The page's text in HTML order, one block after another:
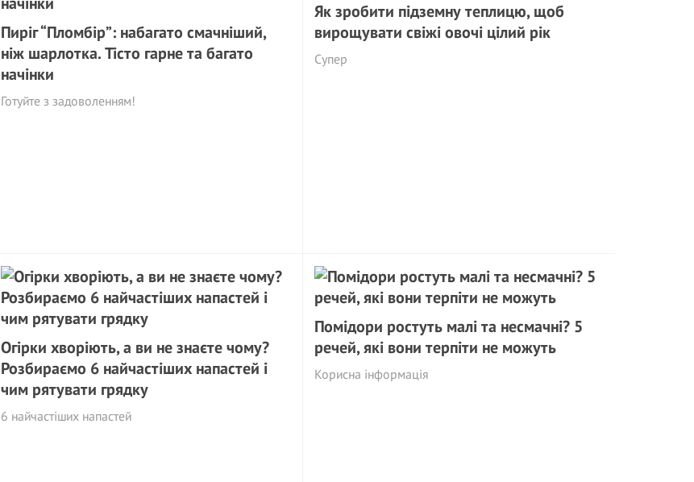
Пиріг “Пломбір”: набагато смачніший,
ніж шарлотка. Тісто гарне та багато
начінки
Готуйте з задоволенням!
Як зробити підземну теплицю, щоб
вирощувати свіжі овочі цілий рік
Супер
Огірки хворіють, а ви не знаєте чому?
Розбираємо 6 найчастіших напастей і
чим рятувати грядку
6 найчастіших напастей
Помідори ростуть малі та несмачні? 5
речей, які вони терпіти не можуть
Корисна інформація